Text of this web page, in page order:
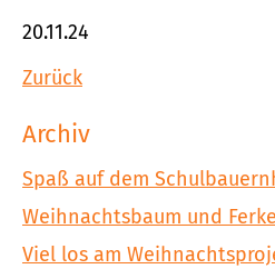
20.11.24
Zurück
Archiv
Spaß auf dem
Weihnachtsbaum und
Viel los am